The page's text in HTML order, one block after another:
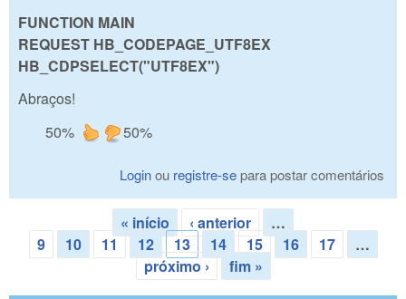
FUNCTION MAIN
REQUEST HB_CODEPAGE_UTF8EX
HB_CDPSELECT("UTF8EX")
Abraços!
50%
50%
Loginou registre-separa postar comentários
Páginas
« início ‹ anterior
…
9
10 11 12 13 14 15 16 17
…
próximo ›
fim »